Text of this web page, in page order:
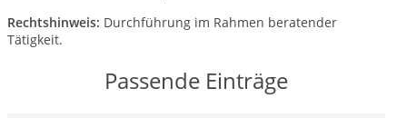
Rechtshinweis: Durchführung im Rahmen beratender
Tätigkeit.
Passende Einträge